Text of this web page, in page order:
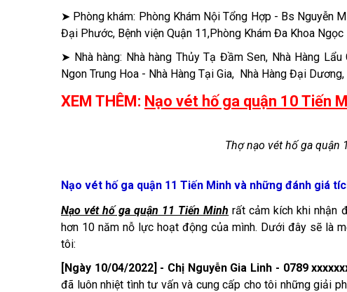
➤ Phòng khám: Phòng Khám Nội Tổng Hợp - Bs Nguyễn
Đại Phước, Bệnh viện Quận 11,Phòng Khám Đa Khoa Ngọc
➤ Nhà hàng: Nhà hàng Thủy Tạ Đầm Sen, Nhà Hàng
Ngon Trung Hoa - Nhà Hàng Tại Gia, Nhà Hàng Đại Dương,
XEM THÊM: Nạo vét hố ga quận 10 Tiến
Thợ nạo vét hố ga quận
Nạo vét hố ga quận 11 Tiến Minh và những đánh giá
Nạo vét hố ga quận 11 Tiến Minh rất cảm kích khi nhận
hơn 10 năm nỗ lực hoạt động của mình. Dưới đây sẽ là
tôi:
[Ngày 10/04/2022] - Chị Nguyễn Gia Linh - 0789
đã luôn nhiệt tình tư vấn và cung cấp cho tôi những giải